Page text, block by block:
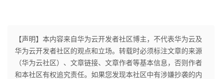
【声明】本内容来自华为云开发者社区博主，不代表华为云及
华为云开发者社区的观点和立场。转载时必须标注文章的来源
（华为云社区）、文章链接、文章作者等基本信息，否则作者
和本社区有权追究责任。如果您发现本社区中有涉嫌抄袭的内